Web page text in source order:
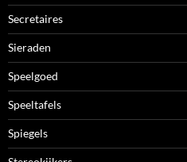
Secretaires
Sieraden
Speelgoed
Speeltafels
Spiegels